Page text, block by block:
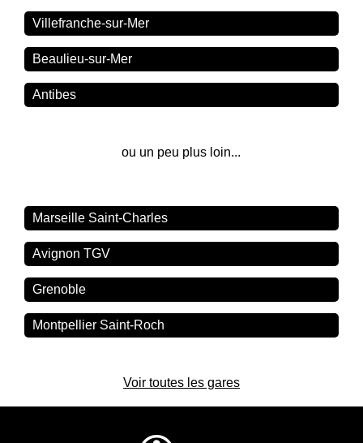
Villefranche-sur-Mer
Beaulieu-sur-Mer
Antibes
ou un peu plus loin...
Marseille Saint-Charles
Avignon TGV
Grenoble
Montpellier Saint-Roch
Voir toutes les gares